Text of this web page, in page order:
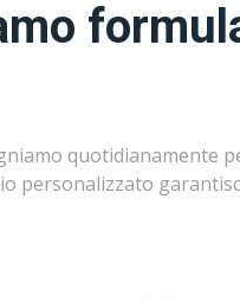
quotidianamente
personalizzato